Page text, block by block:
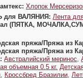
Хлопок
для ВАЛЯНИЯ: Лента
(ПЯТКА,
пряжа/Пряжа из
пряжа/Пряжа из
Австралийский меринос
объемная 0.5 кг.
Кроссбред Бразилии